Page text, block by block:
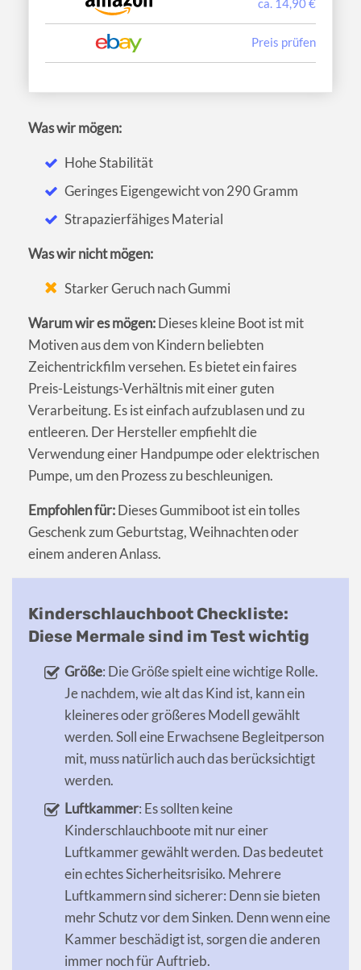
ca. 14,90 €
Preis prüfen
Was wir mögen:
Hohe Stabilität
Geringes Eigengewicht von 290 Gramm
Strapazierfähiges Material
Was wir nicht mögen:
Starker Geruch nach Gummi
Warum wir es mögen:Dieses kleine Boot ist mit
Motiven aus dem von Kindern beliebten
Zeichentrickfilm versehen. Es bietet ein faires
Preis-Leistungs-Verhältnis mit einer guten
Verarbeitung. Es ist einfach aufzublasen und zu
entleeren. Der Hersteller empfiehlt die
Verwendung einer Handpumpe oder elektrischen
Pumpe, um den Prozess zu beschleunigen.
Empfohlen für:Dieses Gummiboot ist ein tolles
Geschenk zum Geburtstag, Weihnachten oder
einem anderen Anlass.
Kinderschlauchboot Checkliste:
Diese Mermale sind im Test wichtig
Größe: Die Größe spielt eine wichtige Rolle.
Je nachdem, wie alt das Kind ist, kann ein
kleineres oder größeres Modell gewählt
werden. Soll eine Erwachsene Begleitperson
mit, muss natürlich auch das berücksichtigt
werden.
Luftkammer: Es sollten keine
Kinderschlauchboote mit nur einer
Luftkammer gewählt werden. Das bedeutet
ein echtes Sicherheitsrisiko. Mehrere
Luftkammern sind sicherer: Denn sie bieten
mehr Schutz vor dem Sinken. Denn wenn eine
Kammer beschädigt ist, sorgen die anderen
immer noch für Auftrieb.